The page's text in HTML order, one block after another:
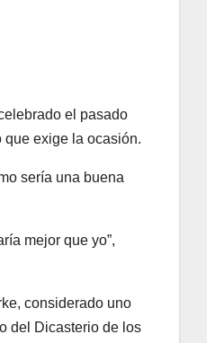
el pasado
exige la ocasión.
sería una buena
mejor que yo”,
considerado uno
del Dicasterio de los